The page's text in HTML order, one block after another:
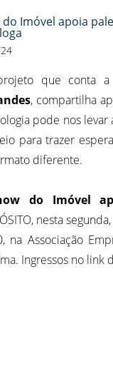
do Imóvel apoia
que conta
, compartilha
pode nos
para trazer
diferente.
do Imóvel
nesta
na Associação
Ingressos no link